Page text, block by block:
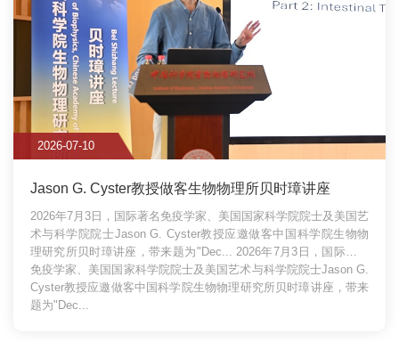
2026-07-10
Jason G. Cyster教授做客生物物理所贝时璋讲座
2026年7月3日，国际著名免疫学家、美国国家科学院院士及美国艺
术与科学院院士Jason G. Cyster教授应邀做客中国科学院生物物
理研究所贝时璋讲座，带来题为"Dec... 2026年7月3日，国际著名
免疫学家、美国国家科学院院士及美国艺术与科学院院士Jason G.
Cyster教授应邀做客中国科学院生物物理研究所贝时璋讲座，带来
题为"Dec...